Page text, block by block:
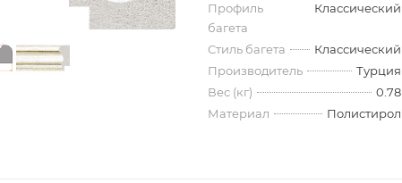
Профиль
багета
Классический
Стиль багета
Классический
Производитель
Турция
Вес (кг)
0.78
Материал
Полистирол